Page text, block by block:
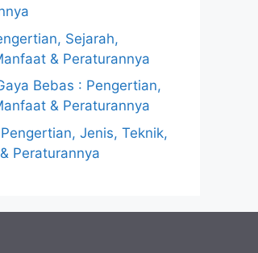
Sejarah,
& Peraturannya
Bebas : Pengertian,
& Peraturannya
Jenis, Teknik,
Peraturannya